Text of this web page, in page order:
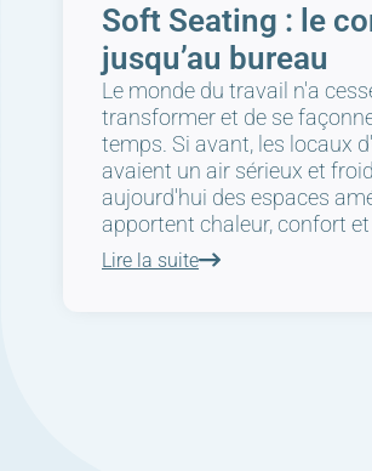
Soft Seating : le
jusqu’au bureau
Le monde du travail n'a
transformer et de se
temps. Si avant, les locaux
avaient un air sérieux et
aujourd'hui des espaces
apportent chaleur, confort et
Lire la suite